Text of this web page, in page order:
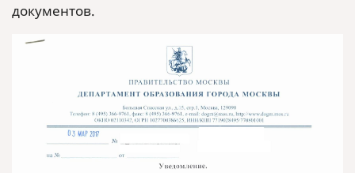
документов.